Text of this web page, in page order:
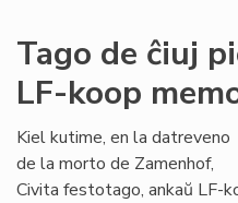
Tago de ĉiuj
LF-koop
Kiel kutime, en la datreveno
de la morto de Zamenhof,
Civita festotago, ankaŭ LF-